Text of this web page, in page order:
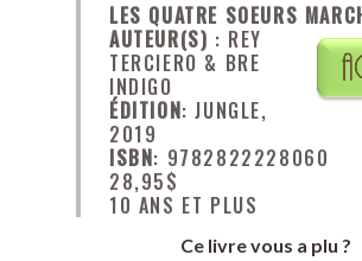
LES QUATRE SOEURS
AUTEUR(S) : REY
TERCIERO & BRE
INDIGO
ÉDITION: JUNGLE,
2019
ISBN: 9782822228060
28,95$
10 ANS ET PLUS
Ce livre vous a plu ?